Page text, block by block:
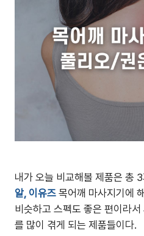
내가 오늘 비교해볼 제품은 총
알, 이유즈 목어깨 마사지기에
비슷하고 스펙도 좋은 편이라
를 많이 겪게 되는 제품들이다.